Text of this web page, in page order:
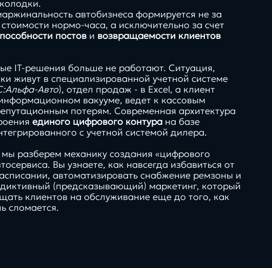
маркетинг,
тренды, креатив
и то, что
вдохновляет
искусственный
интеллект,
автоматизация и
взгляд вперед
про
технологии
гайды
50+
Продукты
автобизнеса формируется не за
нормо-часа, а исключительно за счет
постов и возвращаемости клиентов
IT-решения больше не работают. Ситуация,
живут в специализированной учетной системе
Авто), отдел продаж - в Excel, а клиент
вакууме, ведет к кассовым
потерям. Современная архитектура
единого цифрового контура на базе
с учетной системой дилера.
мы разберем механику создания «цифрового
Вы узнаете, как навсегда избавиться от
автоматизировать снабжение ремзоны и
(предсказывающий) маркетинг, который
клиентов на обслуживание еще до того, как
сломается.